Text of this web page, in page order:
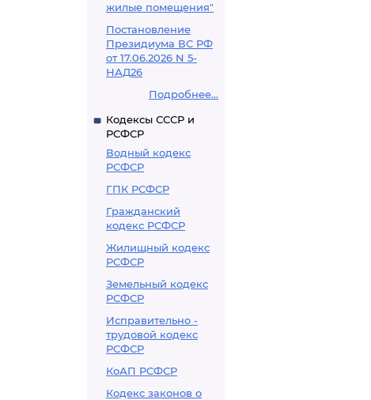
жилые помещения"
Постановление
Президиума ВС РФ
от 17.06.2026 N 5-
НАД26
Подробнее...
Кодексы СССР и
РСФСР
Водный кодекс
РСФСР
ГПК РСФСР
Гражданский
кодекс РСФСР
Жилищный кодекс
РСФСР
Земельный кодекс
РСФСР
Исправительно -
трудовой кодекс
РСФСР
КоАП РСФСР
Кодекс законов о